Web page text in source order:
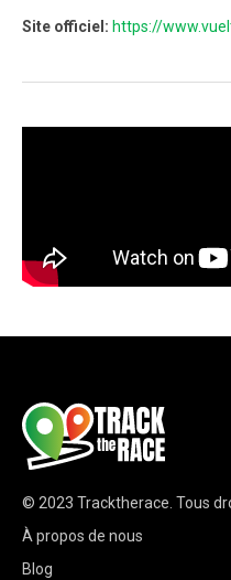
Site officiel: https://
© 2023 Tracktherace Tous
À propos de nous
Blog